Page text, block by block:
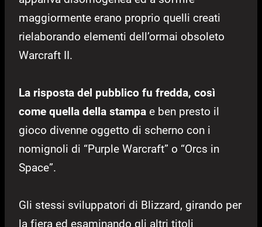
maggiormente erano proprio quelli creati
rielaborando elementi dell’ormai obsoleto
Warcraft II.
La risposta del pubblico fu fredda, così
come quella della stampa e ben presto il
gioco divenne oggetto di scherno con i
nomignoli di “Purple Warcraft” o “Orcs in
Space”.
Gli stessi sviluppatori di Blizzard, girando per
la fiera ed esaminando gli altri titoli